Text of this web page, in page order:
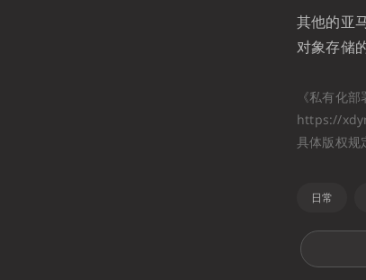
其他的亚
对象存储
《私有化
https://
具体版权规
日常